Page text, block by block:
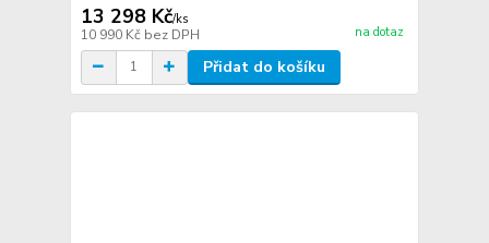
13 298 Kč/ks
10 990 Kč bez DPH na dotaz
Přidat do košíku